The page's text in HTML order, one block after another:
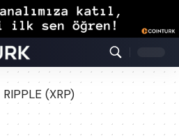
RIPPLE (XRP)